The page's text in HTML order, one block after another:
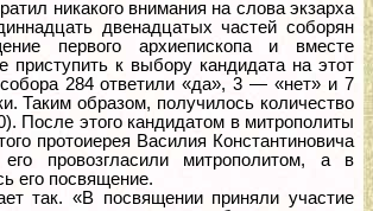
никакого внимания на слова экзарха
двенадцатых частей соборян
первого архиепископа и вместе
приступить к выбору кандидата на этот
284 ответили «да», 3 — «нет» и 7
Таким образом, получилось количество
После этого кандидатом в митрополиты
протоиерея Василия Константиновича
провозгласили митрополитом, а в
его посвящение.
так. «В посвящении приняли участие